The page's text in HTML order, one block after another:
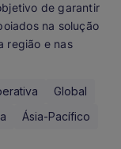
de garantir
na solução
região e nas
Global
Ásia-Pacífico